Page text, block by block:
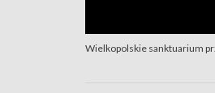
Wielkopolskie sanktuarium